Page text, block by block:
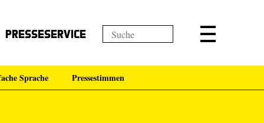
Presseservice
Sprache Pressestimmen